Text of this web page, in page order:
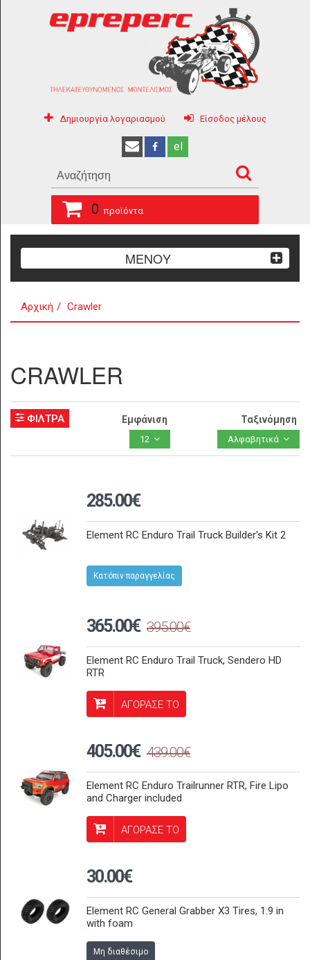
Δημιουργία λογαριασμού Είσοδος μέλους
el
0 προϊόντα
ΜΕΝΟΥ
Αρχική Crawler
CRAWLER
ΦΙΛΤΡΑ Εμφάνιση
12
Ταξινόμηση
Αλφαβητικά
285.00€
Element RC Enduro Trail Truck Builder's Kit 2
Κατόπιν παραγγελίας
365.00€ 395.00€
Element RC Enduro Trail Truck, Sendero HD
RTR
ΑΓΟΡΑΣΕ ΤΟ
405.00€ 439.00€
Element RC Enduro Trailrunner RTR, Fire Lipo
and Charger included
ΑΓΟΡΑΣΕ ΤΟ
30.00€
Element RC General Grabber X3 Tires, 1.9 in
with foam
Μη διαθέσιμο